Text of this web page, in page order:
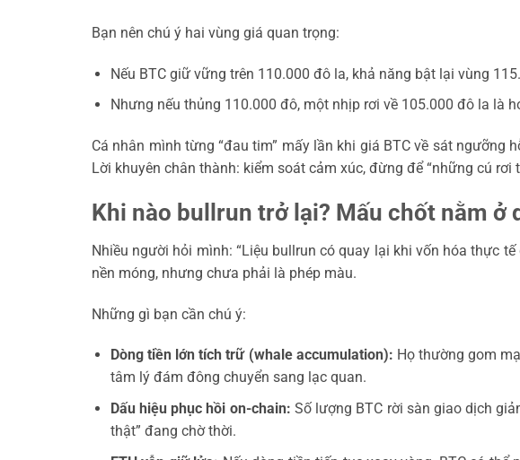
Bạn nên chú ý hai vùng giá quan trọng:
Nếu BTC giữ vững trên 110.000 đô la, khả năng bật lại vùng
Nhưng nếu thủng 110.000 đô, một nhịp rơi về 105.000 đô la là
Cá nhân mình từng “đau tim” mấy lần khi giá BTC về sát ngưỡng
Lời khuyên chân thành: kiểm soát cảm xúc, đừng để “những cú
Khi nào bullrun trở lại? Mấu chốt nằm ở
Nhiều người hỏi mình: “Liệu bullrun có quay lại khi vốn hóa thực
nền móng, nhưng chưa phải là phép màu.
Những gì bạn cần chú ý:
Dòng tiền lớn tích trữ (whale accumulation): Họ thường gom
tâm lý đám đông chuyển sang lạc quan.
Dấu hiệu phục hồi on-chain: Số lượng BTC rời sàn giao dịch
thật” đang chờ thời.